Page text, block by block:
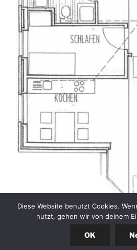
Diese Website benutzt Cookies.
nutzt, gehen wir von deinem
OK